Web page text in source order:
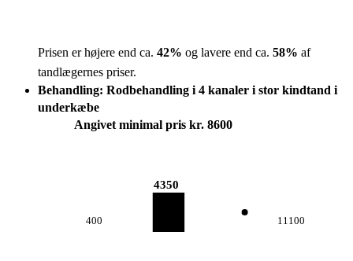
Prisen er højere end ca. 42% og lavere end ca. 58% af
tandlægernes priser.
Behandling: Rodbehandling i 4 kanaler i stor kindtand i
underkæbe
Angivet minimal pris kr. 8600
400
4350
11100